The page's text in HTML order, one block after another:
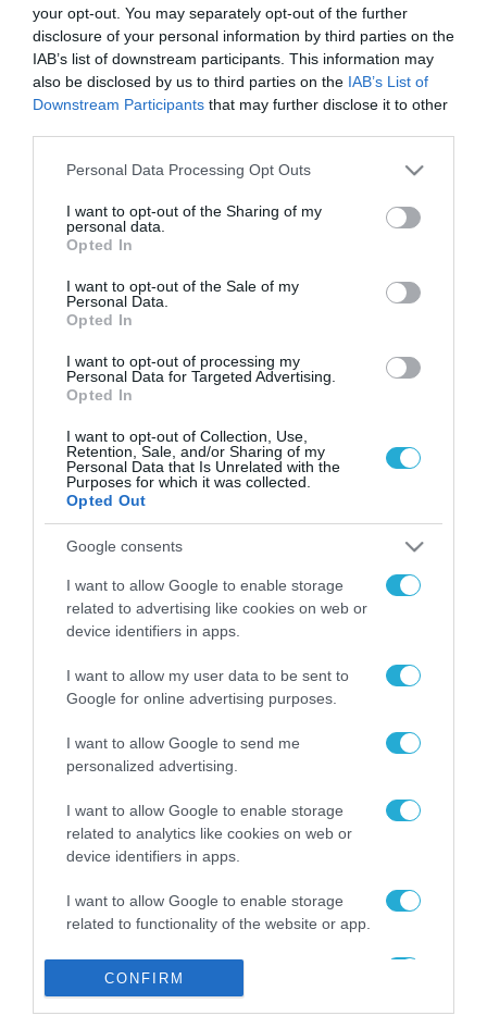
your opt-out. You may separately opt-out of the further
disclosure of your personal information by third parties on the
IAB’s list of downstream participants. This information may
also be disclosed by us to third parties on the IAB’s List of
Downstream Participants that may further disclose it to other
Please note that this website/app uses one or more Google
not limited to your visit or usage behaviour. You may click to
grant or deny consent to Google and its third-party tags to
use your data for below specified purposes in below Google
consent section.
Personal Data Processing Opt Outs
I want to opt-out of the Sharing of my
personal data.
Opted In
I want to opt-out of the Sale of my
Personal Data.
Opted In
I want to opt-out of processing my
Personal Data for Targeted Advertising.
Opted In
I want to opt-out of Collection, Use,
Retention, Sale, and/or Sharing of my
Personal Data that Is Unrelated with the
Purposes for which it was collected.
Opted Out
Google consents
I want to allow Google to enable storage
related to advertising like cookies on web or
device identifiers in apps.
I want to allow my user data to be sent to
Google for online advertising purposes.
I want to allow Google to send me
personalized advertising.
I want to allow Google to enable storage
related to analytics like cookies on web or
device identifiers in apps.
I want to allow Google to enable storage
related to functionality of the website or app.
related to personalization.
CONFIRM
ΡΟΗ ΕΙΔΗΣΕΩΝ
Το χρηματοδοτούμενο
από την ΕΕ έργο “The
ενισχύει την ασφάλεια
των παιδιών στο
διαδίκτυο
31.07.2026
για τα πρόστιμα σε
παραβάσεις που
αφορούν τους ΦΗΜ
Σ. Καλαφάτης: «Η
δεν είναι απλώς μια
νέα τεχνολογία, είναι
μια νέα βιομηχανική
31.07.2026
Νέος οδηγός του ΕΚΤ
για τη χρηματοδότηση
των ελληνικών
επιχειρήσεων στον
χώρο της άμυνας
31.07.2026